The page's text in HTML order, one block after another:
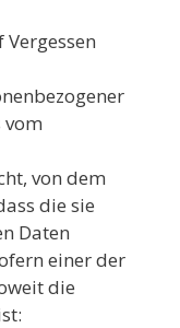
Vergessen
vom
von dem
die sie
Daten
einer der
die